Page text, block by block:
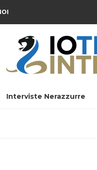
Interviste Nerazzurre